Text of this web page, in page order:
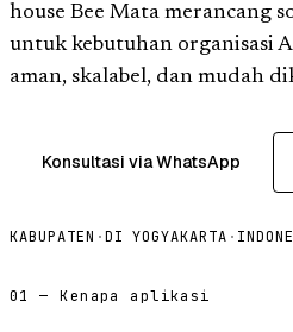
house Bee Mata merancang
untuk kebutuhan organisasi
aman, skalabel, dan mudah
Konsultasi via WhatsApp
KABUPATEN ·DI YOGYAKARTA ·
01 — Kenapa aplikasi